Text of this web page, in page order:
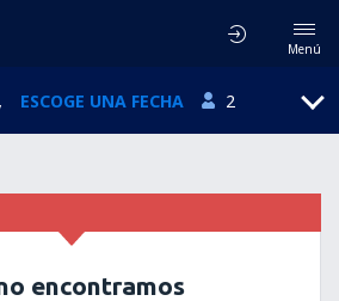
Menú
ESCOGE UNA FECHA 2
encontramos